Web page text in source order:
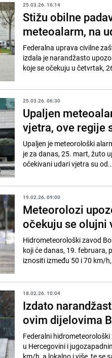
25.03.26. 16:14
Stižu obilne
meteoalarm, na
Federalna uprava civilne
izdala je narandžasto
koje se očekuju u četvrtak,
25.03.26. 06:30
Upaljen
vjetra, ove regije
Upaljen je meteorološki
je za danas, 25. mart, žuto
očekivani udari vjetra su
19.02.26. 09:00
Meteorolozi
očekuju se olujni
Hidrometeorološki zavod
koji će danas, 19. februara,
iznositi između 50 i 70 km/
18.02.26. 10:04
Izdato
ovim dijelovima
Federalni
u Hercegovini i